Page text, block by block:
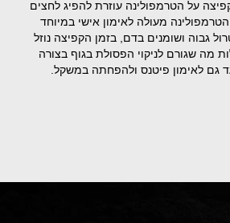
על הטרמפולינה עוזרת להפיג לחצים
הטרמפולינה מעולה לאימון אישי במיוחד
גבוה ושומנים בדם, בזמן הקפיצה נוזל
מה שגורם לניקוי הפסולת בגוף בצורה
גם לאימון פיטנס ולהפחתה במשקל.